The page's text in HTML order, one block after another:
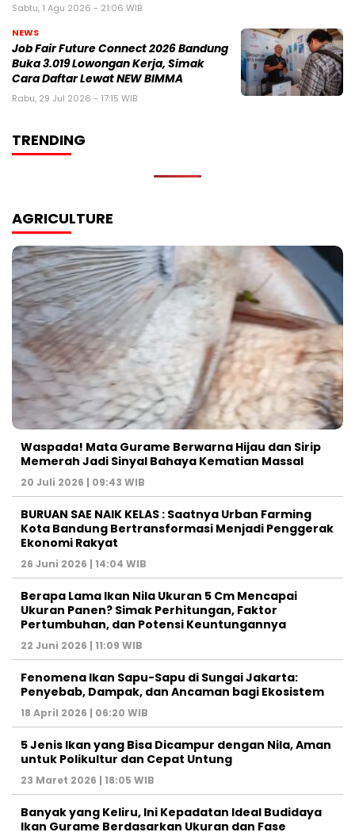
Sabtu, 1 Agu 2026 - 21:06 WIB
NEWS
Job Fair Future Connect 2026 Bandung
Buka 3.019 Lowongan Kerja, Simak
Cara Daftar Lewat NEW BIMMA
Rabu, 29 Jul 2026 - 17:15 WIB
TRENDING
AGRICULTURE
Waspada! Mata Gurame Berwarna Hijau dan Sirip
Memerah Jadi Sinyal Bahaya Kematian Massal
20 Juli 2026 | 09:43 WIB
BURUAN SAE NAIK KELAS : Saatnya Urban Farming
Kota Bandung Bertransformasi Menjadi Penggerak
Ekonomi Rakyat
26 Juni 2026 | 14:04 WIB
Berapa Lama Ikan Nila Ukuran 5 Cm Mencapai
Ukuran Panen? Simak Perhitungan, Faktor
Pertumbuhan, dan Potensi Keuntungannya
22 Juni 2026 | 11:09 WIB
Fenomena Ikan Sapu-Sapu di Sungai Jakarta:
Penyebab, Dampak, dan Ancaman bagi Ekosistem
18 April 2026 | 06:20 WIB
5 Jenis Ikan yang Bisa Dicampur dengan Nila, Aman
untuk Polikultur dan Cepat Untung
23 Maret 2026 | 18:05 WIB
Banyak yang Keliru, Ini Kepadatan Ideal Budidaya
Ikan Gurame Berdasarkan Ukuran dan Fase